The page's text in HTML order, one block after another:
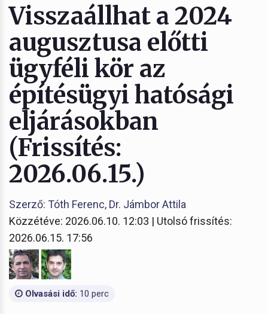
Visszaállhat a 2024
augusztusa előtti
ügyféli kör az
építésügyi hatósági
eljárásokban
(Frissítés:
2026.06.15.)
Szerző: Tóth Ferenc, Dr. Jámbor Attila
Közzétéve: 2026.06.10. 12:03 | Utolsó frissítés:
2026.06.15. 17:56
Olvasási idő: 10 perc